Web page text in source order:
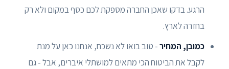
הרגע. בדקו שאכן החברה מספקת לכם כסף במקום ולא רק
בחזרה לארץ.
כמובן, המחיר- טוב בואו לא נשכח, אנחנו כאן על מנת
לקבל את הביטוח הכי מתאים למושתלי איברים, אבל - גם